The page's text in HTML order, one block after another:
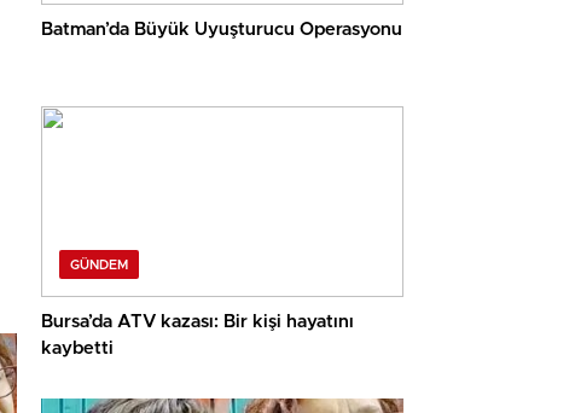
Batman’da Büyük Uyuşturucu Operasyonu
GÜNDEM
Bursa’da ATV kazası: Bir kişi hayatını
kaybetti